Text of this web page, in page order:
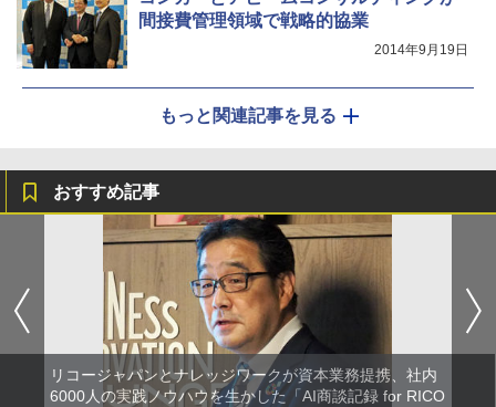
間接費管理領域で戦略的協業
2014年9月19日
もっと関連記事を見る
おすすめ記事
リコージャパンとナレッジワークが資本業務提携、社内
6000人の実践ノウハウを生かした「AI商談記録 for RICO